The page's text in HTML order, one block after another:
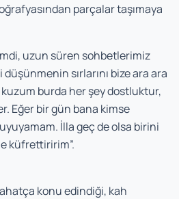
parçalar taşımaya
uzun süren sohbetlerimiz
düşünmenin sırlarını bize ara ara
burda her şey dostluktur,
Eğer bir gün bana kimse
İlla geç de olsa birini
küfrettiririm”.
konu edindiği, kah